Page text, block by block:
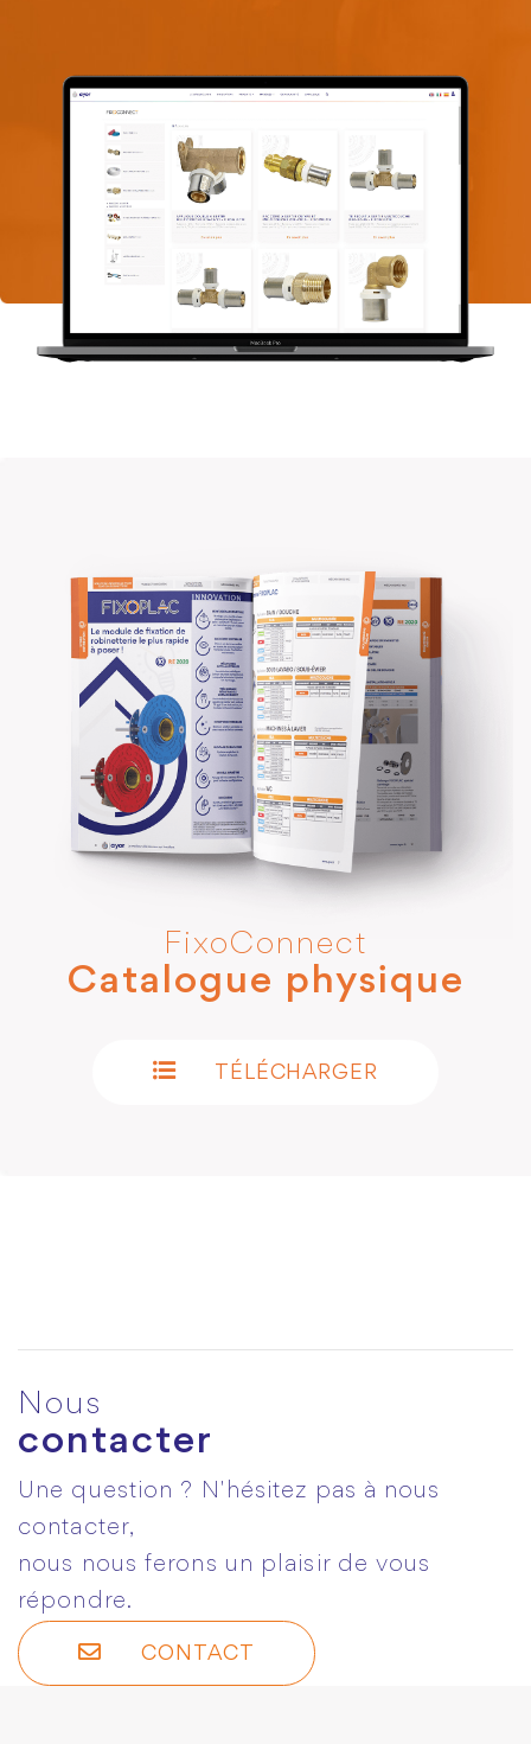
FixoConnect
Catalogue physique
TÉLÉCHARGER
Nous
contacter
Une question ? N'hésitez pas à nous
contacter,
nous nous ferons un plaisir de vous
répondre.
CONTACT